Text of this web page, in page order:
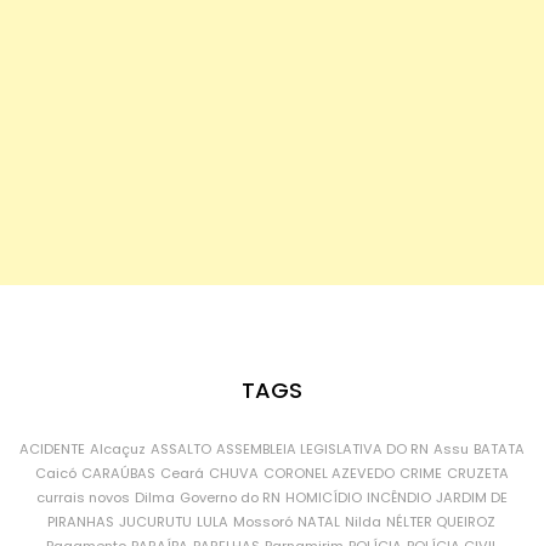
TAGS
ACIDENTE Alcaçuz ASSALTO ASSEMBLEIA LEGISLATIVA DO RN Assu BATATA
Caicó CARAÚBAS Ceará CHUVA CORONEL AZEVEDO CRIME CRUZETA
currais novos Dilma Governo do RN HOMICÍDIO INCÊNDIO JARDIM DE
PIRANHAS JUCURUTU LULA Mossoró NATAL Nilda NÉLTER QUEIROZ